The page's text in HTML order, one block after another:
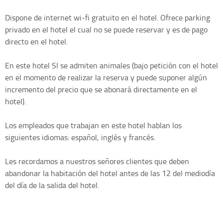
Dispone de internet wi-fi gratuito en el hotel. Ofrece parking
privado en el hotel el cual no se puede reservar y es de pago
directo en el hotel.
En este hotel SI se admiten animales (bajo petición con el hotel
en el momento de realizar la reserva y puede suponer algún
incremento del precio que se abonará directamente en el
hotel).
Los empleados que trabajan en este hotel hablan los
siguientes idiomas: español, inglés y francés.
Les recordamos a nuestros señores clientes que deben
abandonar la habitación del hotel antes de las 12 del mediodía
del día de la salida del hotel.